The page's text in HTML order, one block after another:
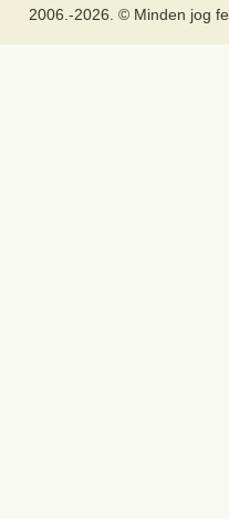
2006.-2026. © Minden jog